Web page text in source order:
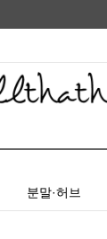
분말·허브